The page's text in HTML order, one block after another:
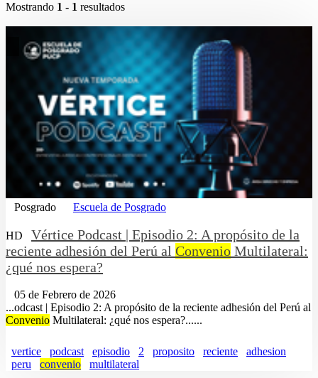
Mostrando 1 - 1 resultados
Posgrado Escuela de Posgrado
HD
Vértice Podcast | Episodio 2: A propósito de la
reciente adhesión del Perú al Convenio Multilateral:
¿qué nos espera?
05 de Febrero de 2026
...odcast | Episodio 2: A propósito de la reciente adhesión del Perú al
Convenio Multilateral: ¿qué nos espera?......
vertice podcast episodio 2 proposito reciente
adhesion
peru
convenio multilateral